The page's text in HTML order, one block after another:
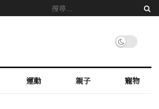
運動 親子 寵物